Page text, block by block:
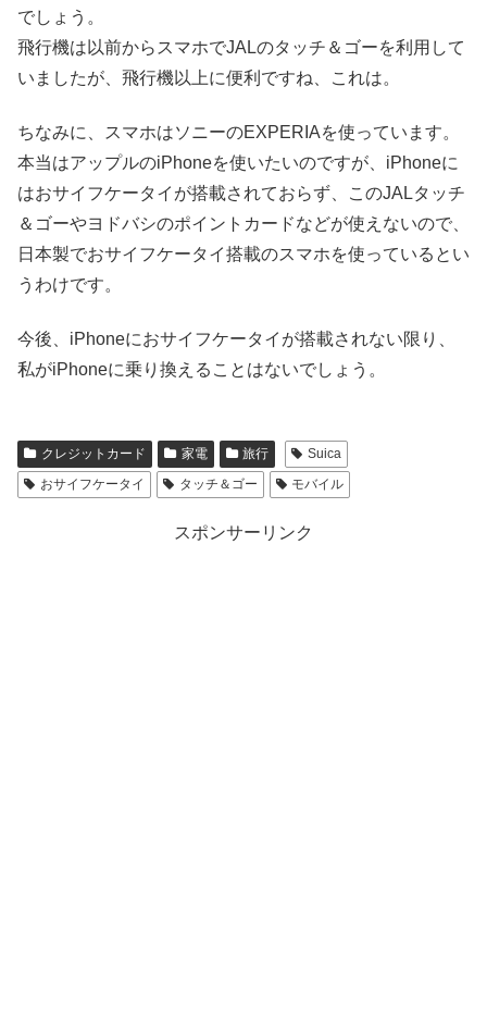
でしょう。
飛行機は以前からスマホでJALのタッチ＆ゴーを利用して
いましたが、飛行機以上に便利ですね、これは。
ちなみに、スマホはソニーのEXPERIAを使っています。
本当はアップルのiPhoneを使いたいのですが、iPhoneに
はおサイフケータイが搭載されておらず、このJALタッチ
＆ゴーやヨドバシのポイントカードなどが使えないので、
日本製でおサイフケータイ搭載のスマホを使っているとい
うわけです。
今後、iPhoneにおサイフケータイが搭載されない限り、
私がiPhoneに乗り換えることはないでしょう。
クレジットカード 家電 旅行
Suica
おサイフケータイ
タッチ＆ゴー モバイル
スポンサーリンク